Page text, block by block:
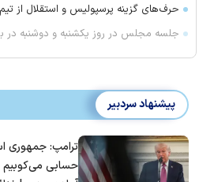
حرف‌های گزینه پرسپولیس و استقلال از
جلسه مجلس در روز یکشنبه و دوشنبه در
پیشنهاد سردبیر
ترامپ: جمهوری
حسابی می‌کوبیم